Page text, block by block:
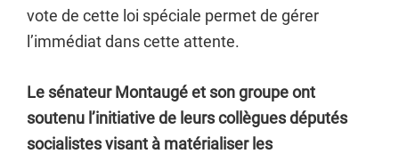
vote de cette loi spéciale permet de gérer
l’immédiat dans cette attente.
Le sénateur Montaugé et son groupe ont
soutenu l’initiative de leurs collègues députés
socialistes visant à matérialiser les